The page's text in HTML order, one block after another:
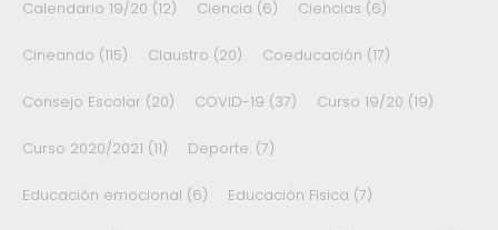
Calendario 19/20 (12) Ciencia (6) Ciencias (6)
Cineando (115) Claustro (20) Coeducación (17)
Consejo Escolar (20) COVID-19 (37) Curso 19/20 (19)
Curso 2020/2021 (11) Deporte. (7)
Educación emocional (6) Educación Física (7)